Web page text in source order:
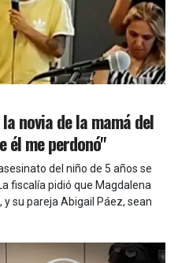
novia de la mamá del
él me perdonó"
del niño de 5 años se
fiscalía pidió que Magdalena
su pareja Abigail Páez, sean